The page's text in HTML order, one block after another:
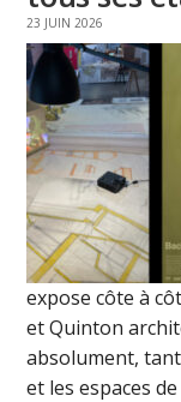
23 JUIN 2026
expose côte à
et Quinton
absolument,
et les espaces